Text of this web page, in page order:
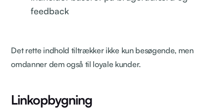
feedback
Det rette indhold tiltrækker ikke kun besøgende, men
omdanner dem også til loyale kunder.
Linkopbygning